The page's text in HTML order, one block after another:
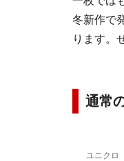
冬新作で
ります。
通常
ユニクロ